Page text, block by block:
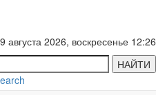
9 августа 2026, воскресенье 12:26
НАЙТИ